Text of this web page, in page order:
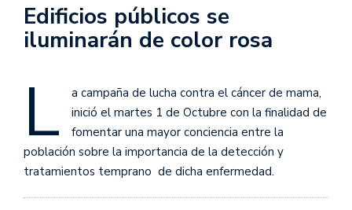
Edificios públicos se
iluminarán de color rosa
L
a campaña de lucha contra el cáncer de mama,
inició el martes 1 de Octubre con la finalidad de
fomentar una mayor conciencia entre la
población sobre la importancia de la detección y
tratamientos temprano de dicha enfermedad.